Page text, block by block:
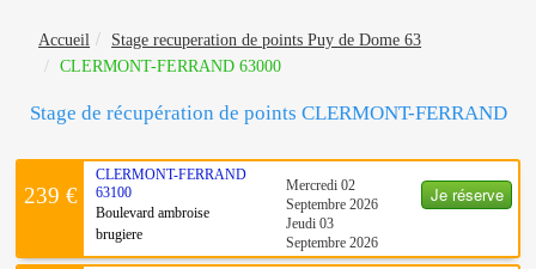
Accueil
Stage recuperation de points Puy de Dome 63
CLERMONT-FERRAND 63000
Stage de récupération de points CLERMONT-FERRAND
Je réserve
239 €
CLERMONT-FERRAND
63100
Boulevard ambroise
brugiere
Mercredi 02
Septembre 2026
Jeudi 03
Septembre 2026